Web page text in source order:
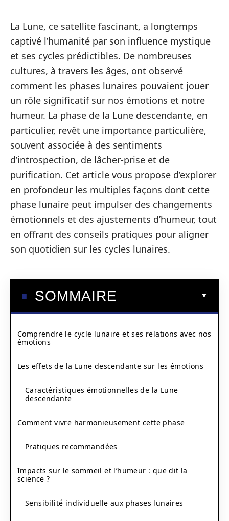
La Lune, ce satellite fascinant, a longtemps
captivé l’humanité par son influence mystique
et ses cycles prédictibles. De nombreuses
cultures, à travers les âges, ont observé
comment les phases lunaires pouvaient jouer
un rôle significatif sur nos émotions et notre
humeur. La phase de la Lune descendante, en
particulier, revêt une importance particulière,
souvent associée à des sentiments
d’introspection, de lâcher-prise et de
purification. Cet article vous propose d’explorer
en profondeur les multiples façons dont cette
phase lunaire peut impulser des changements
émotionnels et des ajustements d’humeur, tout
en offrant des conseils pratiques pour aligner
son quotidien sur les cycles lunaires.
SOMMAIRE
Comprendre le cycle lunaire et ses relations avec nos
émotions
Les effets de la Lune descendante sur les émotions
Caractéristiques émotionnelles de la Lune
descendante
Comment vivre harmonieusement cette phase
Pratiques recommandées
Impacts sur le sommeil et l’humeur : que dit la
science ?
Sensibilité individuelle aux phases lunaires